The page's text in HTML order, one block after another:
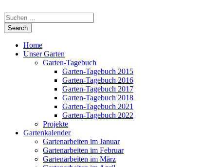
Home
Unser Garten
Garten-Tagebuch
Garten-Tagebuch 2015
Garten-Tagebuch 2016
Garten-Tagebuch 2017
Garten-Tagebuch 2018
Garten-Tagebuch 2021
Garten-Tagebuch 2022
Projekte
Gartenkalender
Gartenarbeiten im Januar
Gartenarbeiten im Februar
Gartenarbeiten im März